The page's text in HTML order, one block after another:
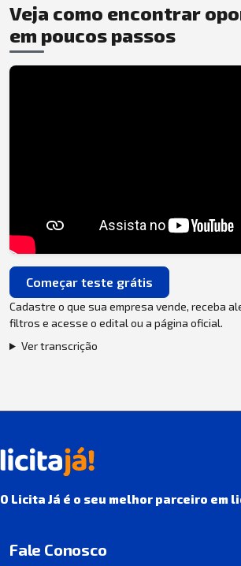
Veja como encontrar
em poucos passos
Começar teste grátis
Cadastre o que sua empresa vende, receba
filtros e acesse o edital ou a página oficial.
Ver transcrição
O Licita Já é o seu melhor parceiro em
Fale Conosco